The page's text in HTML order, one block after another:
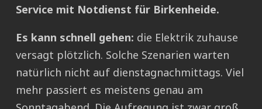
Service mit Notdienst für Birkenheide.
Es kann schnell gehen: die Elektrik zuhause
versagt plötzlich. Solche Szenarien warten
natürlich nicht auf dienstagnachmittags. Viel
mehr passiert es meistens genau am